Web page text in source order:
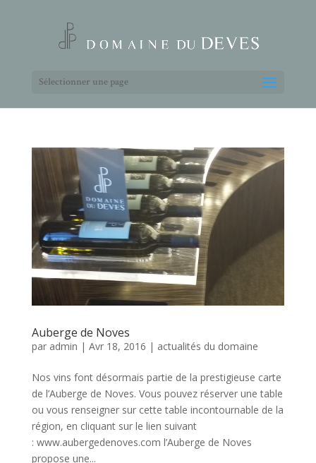
Sélectionner une page
Auberge de Noves
par admin | Avr 18, 2016 | actualités du domaine
Nos vins font désormais partie de la prestigieuse carte
de l’Auberge de Noves. Vous pouvez réserver une table
ou vous renseigner sur cette table incontournable de la
région, en cliquant sur le lien suivant
: www.aubergedenoves.com l’Auberge de Noves
propose une...